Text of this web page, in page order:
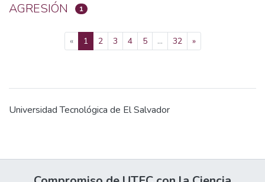
AGRESIÓN 1
« 1(current)
2 3 4 5 ... 32 »
Universidad Tecnológica de El Salvador